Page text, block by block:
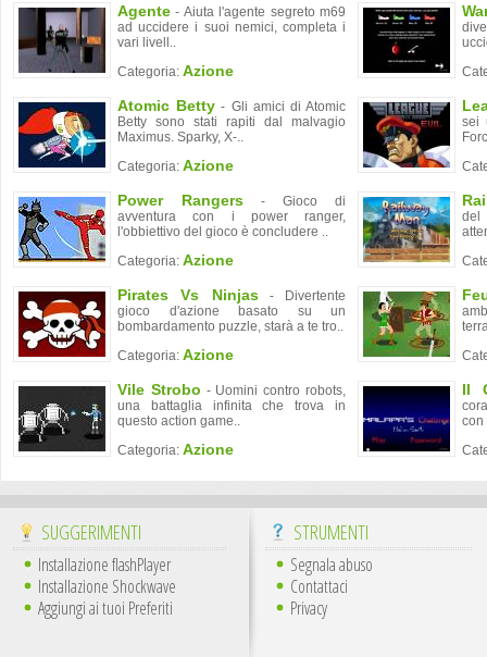
Agente - Aiuta l'agente segreto m69
ad uccidere i suoi nemici, completa i
vari livell..
Categoria: Azione
Atomic Betty - Gli amici di Atomic
Betty sono stati rapiti dal malvagio
Maximus. Sparky, X-..
Categoria: Azione
sei
Power Rangers - Gioco di
avventura con i power ranger,
l'obbiettivo del gioco è concludere ..
Categoria: Azione
Pirates Vs Ninjas- Divertente
gioco d'azione basato su un
bombardamento puzzle, starà a te tro..
Categoria: Azione
Vile Strobo - Uomini contro robots,
una battaglia infinita che trova in
questo action game..
Categoria: Azione
Il
con
SUGGERIMENTI
Installazione flashPlayer
Installazione Shockwave
Aggiungi ai tuoi Preferiti
STRUMENTI
Segnala abuso
Contattaci
Privacy